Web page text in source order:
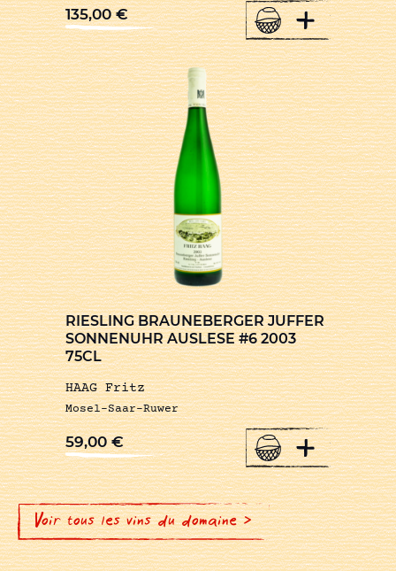
135,00€ +
RIESLING BRAUNEBERGER JUFFER
SONNENUHR AUSLESE #6 2003
75CL
HAAG Fritz
Mosel-Saar-Ruwer
59,00€ +
Voir tous les vins du domaine >